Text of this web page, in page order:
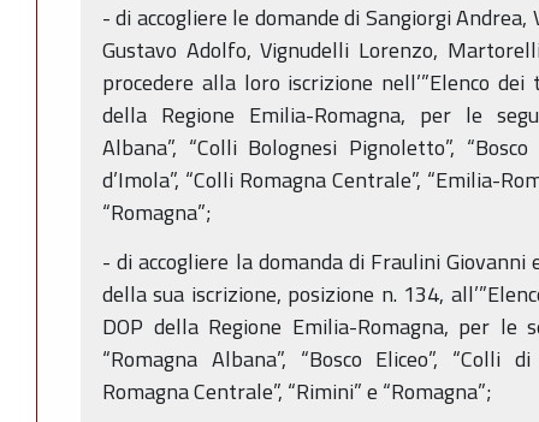
- di accogliere le domande di Sangiorgi
Gustavo Adolfo, Vignudelli Lorenzo,
procedere alla loro iscrizione nell’”Elenco
della Regione Emilia-Romagna, per le
Albana”, “Colli Bolognesi Pignoletto”,
d’Imola”, “Colli Romagna Centrale”, “Emilia-
“Romagna”;
- di accogliere la domanda di Fraulini Giovanni
della sua iscrizione, posizione n. 134,
DOP della Regione Emilia-Romagna, per le
“Romagna Albana”, “Bosco Eliceo”, “Colli
Romagna Centrale”, “Rimini” e “Romagna”;